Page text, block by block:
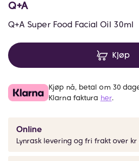
Q+A
Q+A Super Food Facial Oil 30ml
Kjøp
Kjøp nå, betal om 30
Klarna faktura her.
Online
Lynrask levering og fri frakt over kr